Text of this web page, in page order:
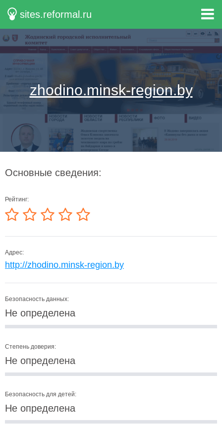
sites.reformal.ru
zhodino.minsk-region.by
Основные сведения:
Рейтинг:
Адрес:
http://zhodino.minsk-region.by
Безопасность данных:
Не определена
Степень доверия:
Не определена
Безопасность для детей:
Не определена